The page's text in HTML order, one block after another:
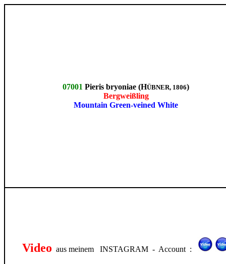
07001 Pieris bryoniae (HÜBNER, 1806)
Bergweißling
Mountain Green-veined White
Video aus meinem INSTAGRAM - Account :